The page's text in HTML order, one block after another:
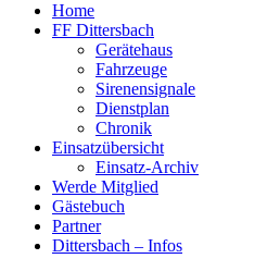
Home
FF Dittersbach
Gerätehaus
Fahrzeuge
Sirenensignale
Dienstplan
Chronik
Einsatzübersicht
Einsatz-Archiv
Werde Mitglied
Gästebuch
Partner
Dittersbach – Infos